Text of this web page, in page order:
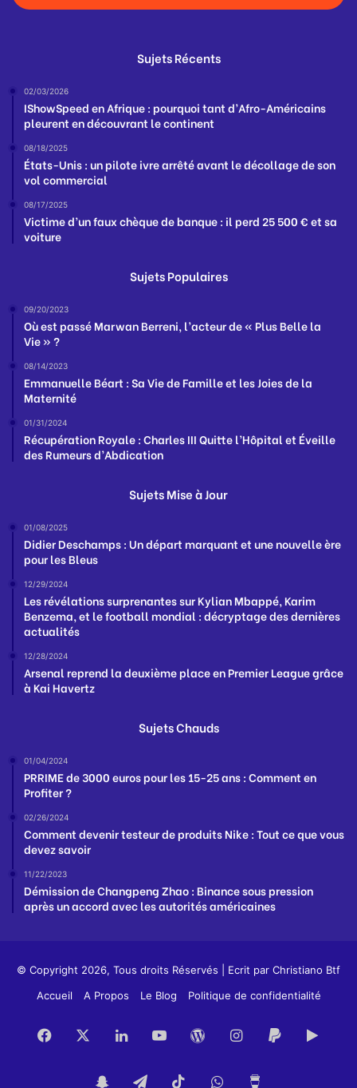
Sujets Récents
02/03/2026
IShowSpeed en Afrique : pourquoi tant d’Afro-Américains
pleurent en découvrant le continent
08/18/2025
États-Unis : un pilote ivre arrêté avant le décollage de son
vol commercial
08/17/2025
Victime d’un faux chèque de banque : il perd 25 500 € et sa
voiture
Sujets Populaires
09/20/2023
Où est passé Marwan Berreni, l’acteur de « Plus Belle la
Vie » ?
08/14/2023
Emmanuelle Béart : Sa Vie de Famille et les Joies de la
Maternité
01/31/2024
Récupération Royale : Charles III Quitte l’Hôpital et Éveille
des Rumeurs d’Abdication
Sujets Mise à Jour
01/08/2025
Didier Deschamps : Un départ marquant et une nouvelle ère
pour les Bleus
12/29/2024
Les révélations surprenantes sur Kylian Mbappé, Karim
Benzema, et le football mondial : décryptage des dernières
actualités
12/28/2024
Arsenal reprend la deuxième place en Premier League grâce
à Kai Havertz
Sujets Chauds
01/04/2024
PRRIME de 3000 euros pour les 15-25 ans : Comment en
Profiter ?
02/26/2024
Comment devenir testeur de produits Nike : Tout ce que vous
devez savoir
11/22/2023
Démission de Changpeng Zhao : Binance sous pression
après un accord avec les autorités américaines
© Copyright 2026, Tous droits Réservés | Ecrit par Christiano Btf
Accueil
A Propos Le Blog Politique de confidentialité
Facebook LinkedinYouTubeWordPress
Instagram
PayPal
SnapchatTelegramTikTokWhatsApp